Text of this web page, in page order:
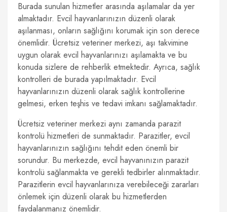
Burada sunulan hizmetler arasında aşılamalar da yer
almaktadır. Evcil hayvanlarınızın düzenli olarak
aşılanması, onların sağlığını korumak için son derece
önemlidir. Ücretsiz veteriner merkezi, aşı takvimine
uygun olarak evcil hayvanlarınızı aşılamakta ve bu
konuda sizlere de rehberlik etmektedir. Ayrıca, sağlık
kontrolleri de burada yapılmaktadır. Evcil
hayvanlarınızın düzenli olarak sağlık kontrollerine
gelmesi, erken teşhis ve tedavi imkanı sağlamaktadır.
Ücretsiz veteriner merkezi aynı zamanda parazit
kontrolü hizmetleri de sunmaktadır. Parazitler, evcil
hayvanlarınızın sağlığını tehdit eden önemli bir
sorundur. Bu merkezde, evcil hayvanınızın parazit
kontrolü sağlanmakta ve gerekli tedbirler alınmaktadır.
Parazitlerin evcil hayvanlarınıza verebileceği zararları
önlemek için düzenli olarak bu hizmetlerden
faydalanmanız önemlidir.